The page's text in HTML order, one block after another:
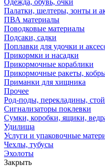
Одежда, обувь, очки
Палатки, шелтеры, зонты и
ПВА материалы
Поводковые материалы
Подсаки, садки
Поплавки для удочки и
Прикормки и насадки
Прикормочные кораблики
Прикормочные ракеты,
Приманки для хищника
Прочее
Род-поды, перекладины,
Сигнализаторы поклевки
Сумки, коробки, ящики,
Удилища
Услуги и упаковочные
Чехлы, тубусы
Эхолоты
Закрыть